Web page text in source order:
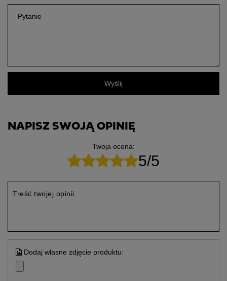
Pytanie
Wyślij
NAPISZ SWOJĄ OPINIĘ
Twoja ocena:
5/5
Treść twojej opinii
Dodaj własne zdjęcie produktu: